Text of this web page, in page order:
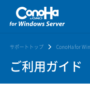
サポートトップ ConoHa for
ご利用ガイド